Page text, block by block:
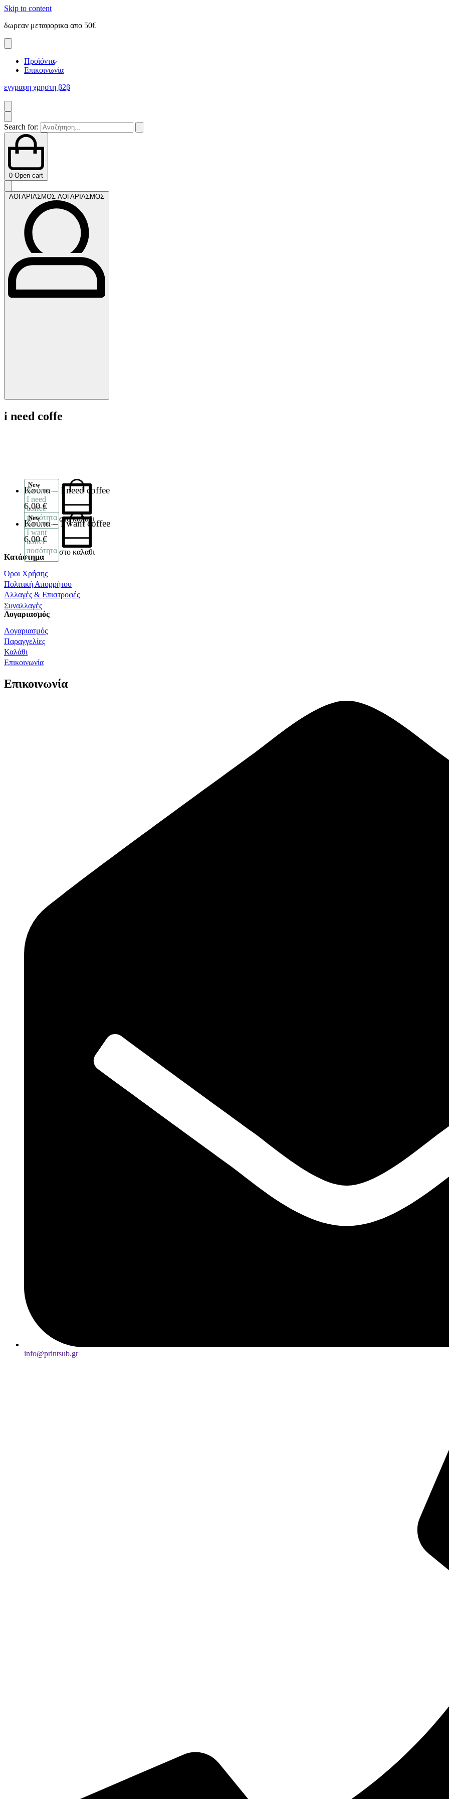
Skip to content
δωρεαν μεταφορικα απο 50€
Προϊόντα
Επικοινωνία
εγγραφη χρηστη β2β
Search for:
0 Open cart
ΛΟΓΑΡΙΑΣΜΟΣ ΛΟΓΑΡΙΑΣΜΟΣ
i need coffe
New
Κούπα -
I need
coffee
ποσότητα στο καλαθι
Κούπα – I need coffee
6,00€
New
Κούπα -
I want
coffee
ποσότητα στο καλαθι
Κούπα – I want coffee
6,00€
Κατάστημα
Όροι Χρήσης
Πολιτική Απορρήτου
Αλλαγές & Επιστροφές
Συναλλαγές
Λογαριασμός
Λογαριασμός
Παραγγελίες
Καλάθι
Επικοινωνία
Επικοινωνία
info@printsub.gr